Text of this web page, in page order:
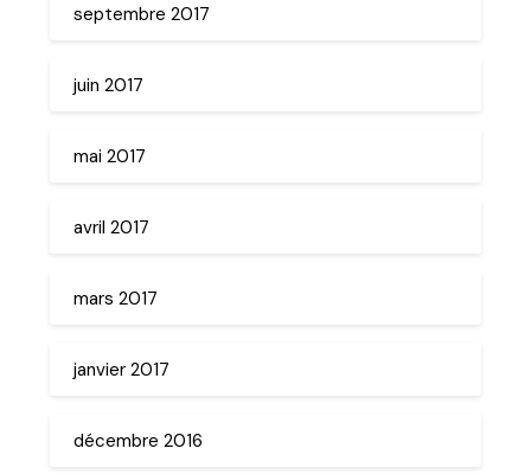
septembre 2017
juin 2017
mai 2017
avril 2017
mars 2017
janvier 2017
décembre 2016